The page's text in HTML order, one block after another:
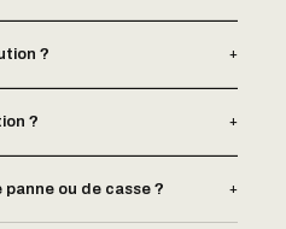
? +
? +
ou de casse ? +